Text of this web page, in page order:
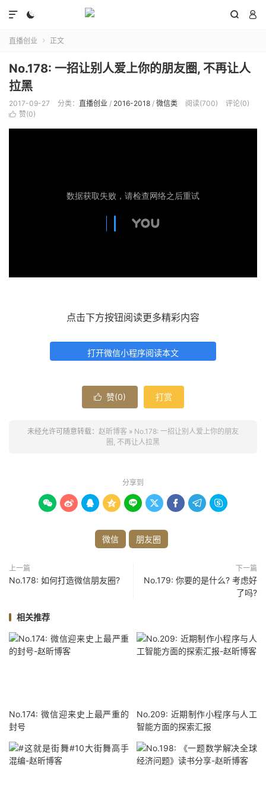
  

直播创业  正文
No.178: 一招让别人爱上你的朋友圈, 不再让人
拉黑
2017-09-27 分类： 直播创业 / 2016-2018 / 微信类 阅读(700) 评论(0)
 赞(0)
点击下方按钮阅读更多精彩内容
打开微信小程序阅读本文
 赞(0) 打赏
未经允许可随意转载： 赵昕博客 » No.178: 一招让别人爱上你的朋友
圈, 不再让人拉黑
分享到
        
微信 朋友圈
上一篇
No.178: 如何打造微信朋友圈?
下一篇
No.179: 你要的是什么? 考虑好
了吗?
相关推荐
No.174: 微信迎来史上最严重的
封号
No.209: 近期制作小程序与人工
智能方面的探索汇报